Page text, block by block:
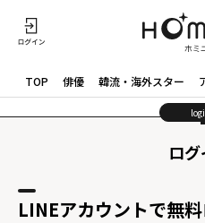
TOP 俳優 韓流・海外スター
ロ
LINEアカウントで無